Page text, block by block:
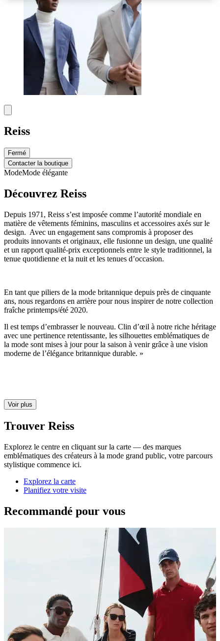
Reiss
Fermé
Contacter la boutique
ModeMode élégante
Découvrez Reiss
Depuis 1971, Reiss s’est imposée comme l’autorité mondiale en
matière de vêtements féminins, masculins et accessoires axés sur le
design. Avec un engagement sans compromis à proposer des
produits innovants et originaux, elle fusionne un design, une qualité
et un rapport qualité-prix exceptionnels entre le style traditionnel, la
tenue quotidienne et la nuit et les tenues d’occasion.
En tant que piliers de la mode britannique depuis près de cinquante
ans, nous regardons en arrière pour nous inspirer de notre collection
fraîche printemps/été 2020.
Il est temps d’embrasser le nouveau. Clin d’œil à notre riche héritage
avec une pertinence retentissante, les silhouettes emblématiques de
la mode sont mises à jour pour la saison à venir grâce à une vision
moderne de l’élégance britannique durable. »
Voir plus
Trouver Reiss
Explorez le centre en cliquant sur la carte — des marques
emblématiques des créateurs à la mode grand public, votre parcours
stylistique commence ici.
Explorez la carte
Planifiez votre visite
Recommandé pour vous